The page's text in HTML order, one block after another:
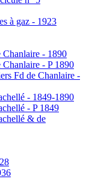
à gaz - 1923
- 1890
- P 1890
Fd de Chanlaire -
- 1849-1890
- P 1849
& de